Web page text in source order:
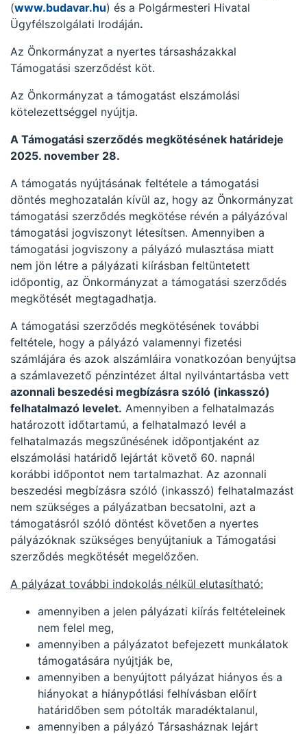
(www.budavar.hu) és a Polgármesteri Hivatal
Ügyfélszolgálati Irodáján.
Az Önkormányzat a nyertes társasházakkal
Támogatási szerződést köt.
Az Önkormányzat a támogatást elszámolási
kötelezettséggel nyújtja.
A Támogatási szerződés megkötésének határideje
2025. november 28.
A támogatás nyújtásának feltétele a támogatási
döntés meghozatalán kívül az, hogy az Önkormányzat
támogatási szerződés megkötése révén a pályázóval
támogatási jogviszonyt létesítsen. Amennyiben a
támogatási jogviszony a pályázó mulasztása miatt
nem jön létre a pályázati kiírásban feltüntetett
időpontig, az Önkormányzat a támogatási szerződés
megkötését megtagadhatja.
A támogatási szerződés megkötésének további
feltétele, hogy a pályázó valamennyi fizetési
számlájára és azok alszámláira vonatkozóan benyújtsa
a számlavezető pénzintézet által nyilvántartásba vett
azonnali beszedési megbízásra szóló (inkasszó)
felhatalmazó levelet. Amennyiben a felhatalmazás
határozott időtartamú, a felhatalmazó levél a
felhatalmazás megszűnésének időpontjaként az
elszámolási határidő lejártát követő 60. napnál
korábbi időpontot nem tartalmazhat. Az azonnali
beszedési megbízásra szóló (inkasszó) felhatalmazást
nem szükséges a pályázatban becsatolni, azt a
támogatásról szóló döntést követően a nyertes
pályázóknak szükséges benyújtaniuk a Támogatási
szerződés megkötését megelőzően.
A pályázat további indokolás nélkül elutasítható:
amennyiben a jelen pályázati kiírás feltételeinek
nem felel meg,
amennyiben a pályázatot befejezett munkálatok
támogatására nyújtják be,
amennyiben a benyújtott pályázat hiányos és a
hiányokat a hiánypótlási felhívásban előírt
határidőben sem pótolták maradéktalanul,
amennyiben a pályázó Társasháznak lejárt